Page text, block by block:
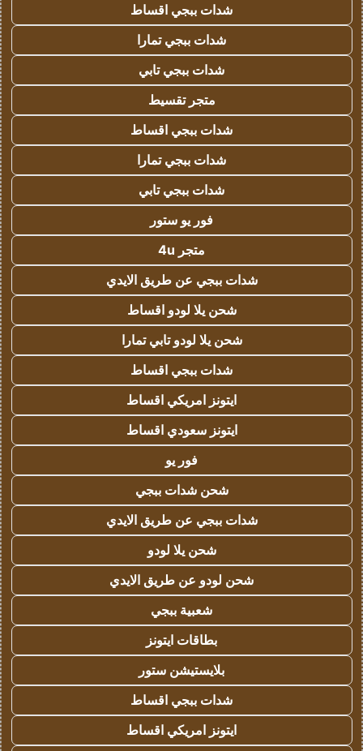
شدات ببجي اقساط
شدات ببجي تمارا
شدات ببجي تابي
متجر تقسيط
شدات ببجي اقساط
شدات ببجي تمارا
شدات ببجي تابي
فور يو ستور
متجر 4u
شدات ببجي عن طريق الايدي
شحن يلا لودو اقساط
شحن يلا لودو تابي تمارا
شدات ببجي اقساط
ايتونز امريكي اقساط
ايتونز سعودي اقساط
فور يو
شحن شدات ببجي
شدات ببجي عن طريق الايدي
شحن يلا لودو
شحن لودو عن طريق الايدي
شعبية ببجي
بطاقات ايتونز
بلايستيشن ستور
شدات ببجي اقساط
ايتونز امريكي اقساط